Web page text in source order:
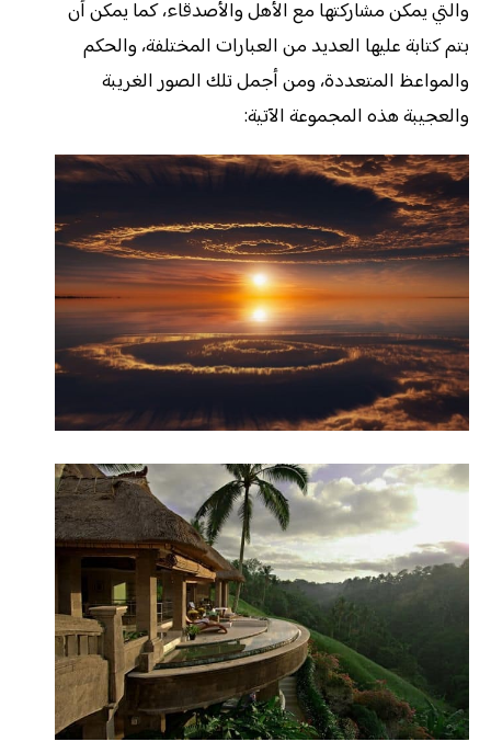
والتي يمكن مشاركتها مع الأهل والأصدقاء، كما يمكن أن
بتم كتابة عليها العديد من العبارات المختلفة، والحكم
والمواعظ المتعددة، ومن أجمل تلك الصور الغريبة
والعجيبة هذه المجموعة الآتية: